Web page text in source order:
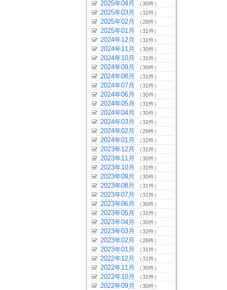
2025年04月 （30件）
2025年03月 （32件）
2025年02月 （28件）
2025年01月 （31件）
2024年12月 （31件）
2024年11月 （30件）
2024年10月 （31件）
2024年09月 （30件）
2024年08月 （31件）
2024年07月 （31件）
2024年06月 （30件）
2024年05月 （31件）
2024年04月 （30件）
2024年03月 （32件）
2024年02月 （29件）
2024年01月 （32件）
2023年12月 （31件）
2023年11月 （30件）
2023年10月 （31件）
2023年09月 （30件）
2023年08月 （31件）
2023年07月 （31件）
2023年06月 （30件）
2023年05月 （31件）
2023年04月 （30件）
2023年03月 （32件）
2023年02月 （28件）
2023年01月 （31件）
2022年12月 （31件）
2022年11月 （30件）
2022年10月 （31件）
2022年09月 （30件）